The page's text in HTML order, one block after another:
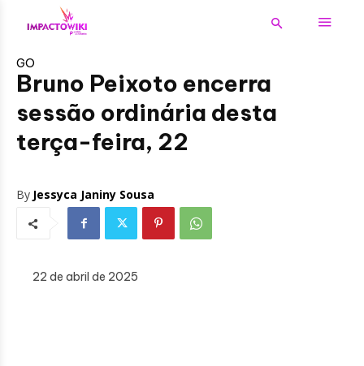
GO
Bruno Peixoto encerra
sessão ordinária desta
terça-feira, 22
By Jessyca Janiny Sousa
22 de abril de 2025